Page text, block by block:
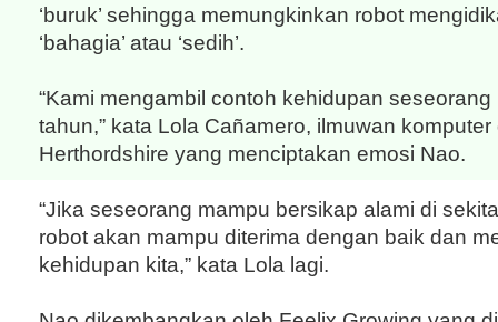
‘buruk’ sehingga memungkinkan robot
‘bahagia’ atau ‘sedih’.
“Kami mengambil contoh kehidupan
tahun,” kata Lola Cañamero, ilmuwan
Herthordshire yang menciptakan emosi Nao.
“Jika seseorang mampu bersikap alami di
robot akan mampu diterima dengan baik dan
kehidupan kita,” kata Lola lagi.